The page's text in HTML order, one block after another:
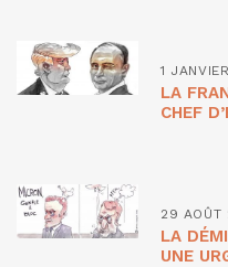
1
LA
CHEF
29 AOÛT
LA
UNE